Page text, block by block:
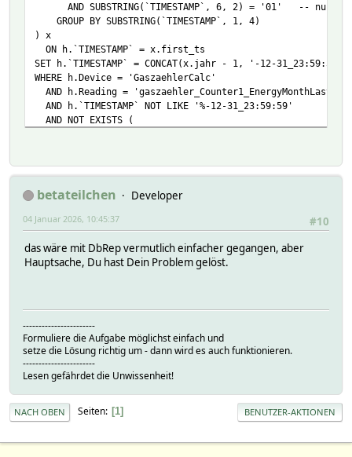
AND SUBSTRING(`TIMESTAMP`, 6, 2) = '01' -- nur
GROUP BY SUBSTRING(`TIMESTAMP`, 1, 4)
) x
ON h.`TIMESTAMP` = x.first_ts
SET h.`TIMESTAMP` = CONCAT(x.jahr - 1, '-12-31_23:59:59')
WHERE h.Device = 'GaszaehlerCalc'
AND h.Reading = 'gaszaehler_Counter1_EnergyMonthLast'
AND h.`TIMESTAMP` NOT LIKE '%-12-31_23:59:59'
AND NOT EXISTS (
AND h2.Reading =
AND h2.`TIMESTAMP` = CONCAT(x.jahr - 1, '-12-
betateilchen
Developer
#10
04 Januar 2026, 10:45:37
das wäre mit DbRep vermutlich einfacher gegangen, aber
Hauptsache, Du hast Dein Problem gelöst.
-----------------------
Formuliere die Aufgabe möglichst einfach und
setze die Lösung richtig um - dann wird es auch funktionieren.
-----------------------
Lesen gefährdet die Unwissenheit!
NACH OBEN Seiten 1 BENUTZER-AKTIONEN